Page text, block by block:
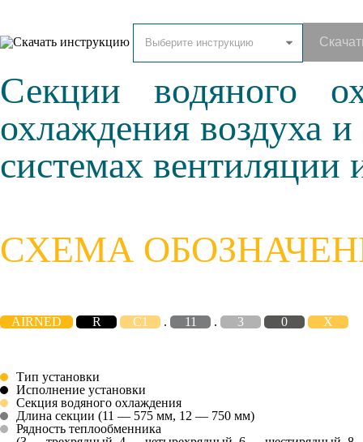
Секции водяного
охлаждения воздуха
системах вентиляции
СХЕМА
AIRNED R C1 . 11 . 3 0 X
Тип установки
Исполнение установки
Cекция водяного охлаждения
Длина секции (11 — 575 мм, 12 — 750 мм)
Рядность теплообменника